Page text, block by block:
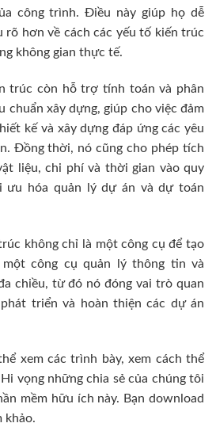
công trình. Điều này giúp họ dễ
rõ hơn về cách các yếu tố kiến trúc
không gian thực tế.
trúc còn hỗ trợ tính toán và phân
chuẩn xây dựng, giúp cho việc đảm
kế và xây dựng đáp ứng các yêu
Đồng thời, nó cũng cho phép tích
liệu, chi phí và thời gian vào quy
ưu hóa quản lý dự án và dự toán
không chỉ là một công cụ để tạo
công cụ quản lý thông tin và
chiều, từ đó nó đóng vai trò quan
triển và hoàn thiện các dự án
xem các trình bày, xem cách thể
vọng những chia sẻ của chúng tôi
mềm hữu ích này. Bạn download
khảo.